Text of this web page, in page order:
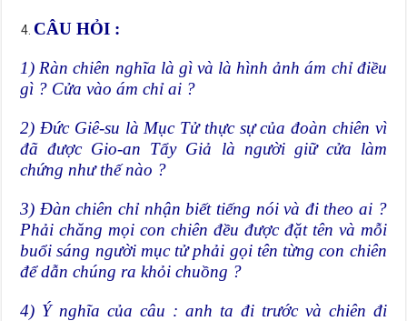
CÂU HỎI :
1) Ràn chiên nghĩa là gì và là hình ảnh ám chỉ điều
gì ? Cửa vào ám chỉ ai ?
2) Đức Giê-su là Mục Tử thực sự của đoàn chiên vì
đã được Gio-an Tẩy Giả là người giữ cửa làm
chứng như thế nào ?
3) Đàn chiên chỉ nhận biết tiếng nói và đi theo ai ?
Phải chăng mọi con chiên đều được đặt tên và mỗi
buổi sáng người mục tử phải gọi tên từng con chiên
để dẫn chúng ra khỏi chuồng ?
4) Ý nghĩa của câu : anh ta đi trước và chiên đi